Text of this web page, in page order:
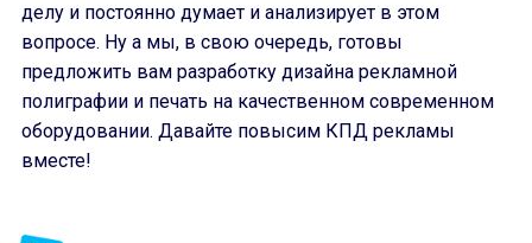
делу и постоянно думает и анализирует в этом
вопросе. Ну а мы, в свою очередь, готовы
предложить вам разработку дизайна рекламной
полиграфии и печать на качественном современном
оборудовании. Давайте повысим КПД рекламы
вместе!